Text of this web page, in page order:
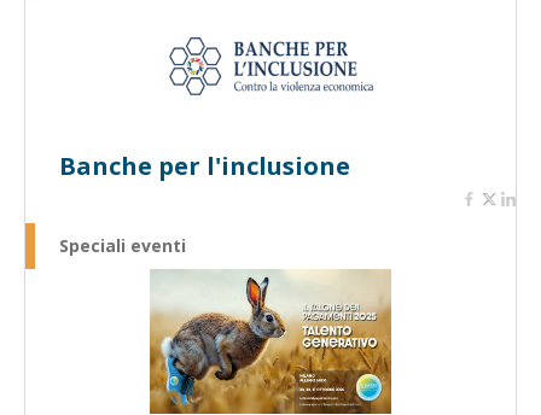
Banche per l'inclusione
Speciali eventi